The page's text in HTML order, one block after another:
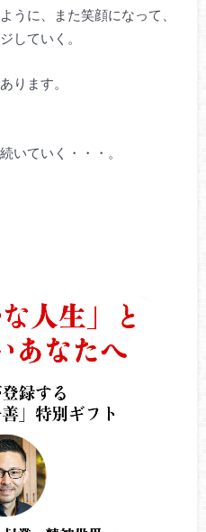
うに、また笑顔になって、
していく。
ります。
いていく・・・。